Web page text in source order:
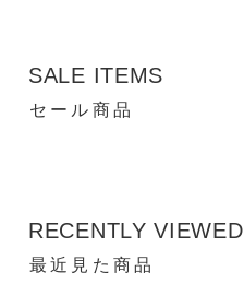
SALE ITEMS
セール商品
RECENTLY VIEWED
最近見た商品